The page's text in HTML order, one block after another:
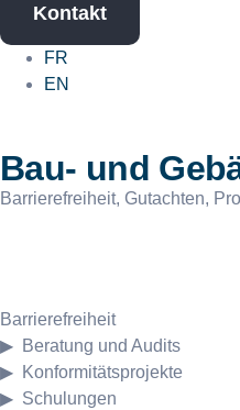
Kontakt
FR
EN
Bau- und
Barrierefreiheit, Gutachten,
Barrierefreiheit
Beratung und Audits
Konformitätsprojekte
Schulungen